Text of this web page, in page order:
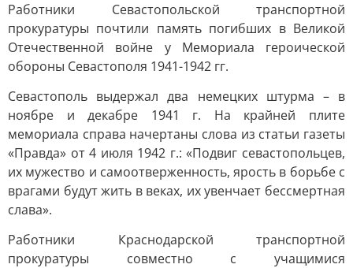
Работники Севастопольской транспортной
прокуратуры почтили память погибших в Великой
Отечественной войне у Мемориала героической
обороны Севастополя 1941-1942 гг.
Севастополь выдержал два немецких штурма – в
ноябре и декабре 1941 г. На крайней плите
мемориала справа начертаны слова из статьи газеты
«Правда» от 4 июля 1942 г.: «Подвиг севастопольцев,
их мужество и самоотверженность, ярость в борьбе с
врагами будут жить в веках, их увенчает бессмертная
слава».
Работники Краснодарской транспортной
прокуратуры совместно с учащимися